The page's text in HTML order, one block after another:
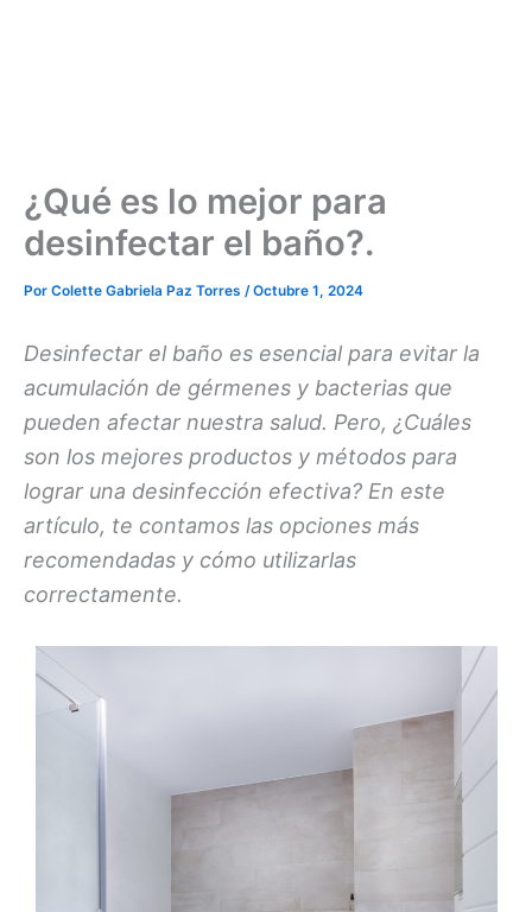
¿Qué es lo mejor para
desinfectar el baño?.
Por Colette Gabriela Paz Torres /Octubre 1, 2024
Desinfectar el baño es esencial para evitar la
acumulación de gérmenes y bacterias que
pueden afectar nuestra salud. Pero, ¿Cuáles
son los mejores productos y métodos para
lograr una desinfección efectiva? En este
artículo, te contamos las opciones más
recomendadas y cómo utilizarlas
correctamente.